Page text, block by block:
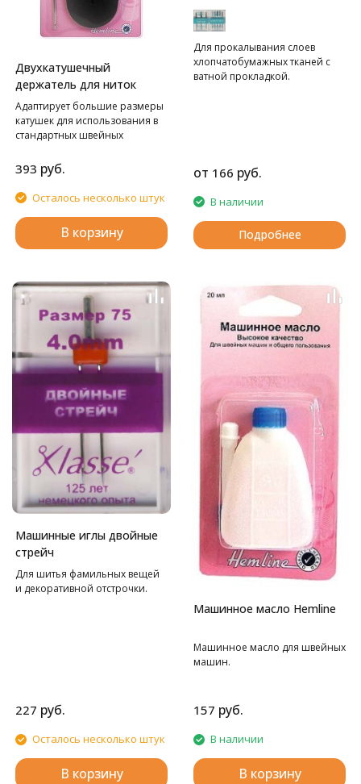
Двухкатушечный
держатель для ниток
Адаптирует большие размеры
катушек для использования в
стандартных швейных
393 руб.
Осталось несколько штук
В корзину
Для прокалывания слоев
хлопчатобумажных тканей с
ватной прокладкой.
от 166 руб.
В наличии
Подробнее
Машинные иглы двойные
стрейч
Для шитья фамильных вещей
и декоративной отстрочки.
227 руб.
Осталось несколько штук
В корзину
Машинное масло Hemline
Машинное масло для швейных
машин.
157 руб.
В наличии
В корзину